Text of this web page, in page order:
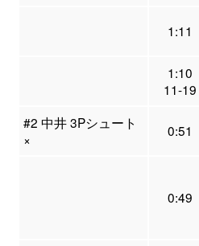
1:11
1:10
11-19
#2 中井 3Pシュート
×
0:51
0:49